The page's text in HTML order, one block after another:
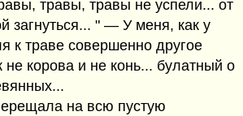
травы, травы не успели... от
загнуться... " — У меня, как у
к траве совершенно другое
корова и не конь... булатный о
на всю пустую